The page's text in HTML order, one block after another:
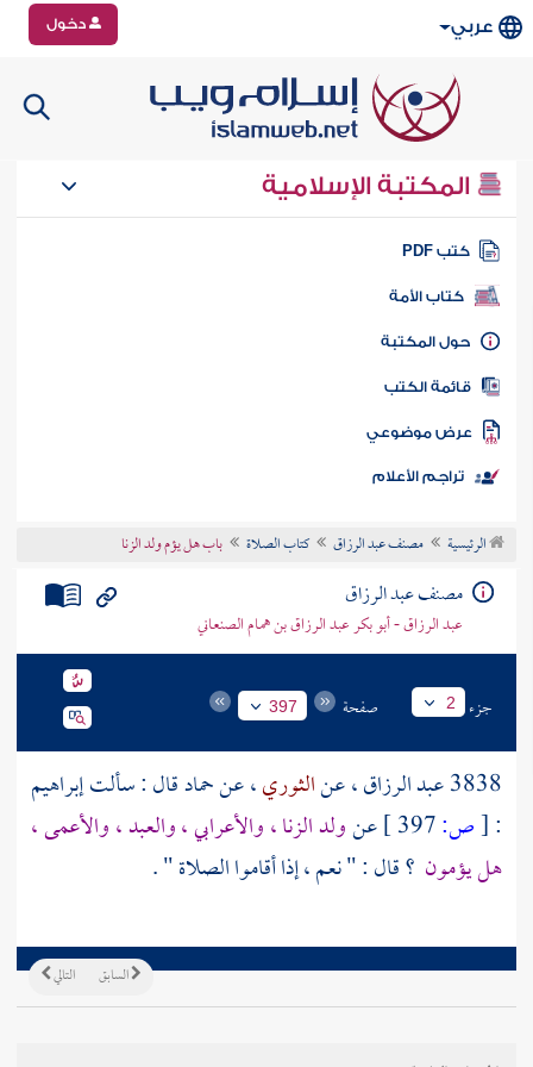
عربي دخول
المكتبة الإسلامية
كتب PDF
كتاب الأمة
المكتبة
الكتب
موضوعي
تراجم الأعلام
الرئيسية مصنف عبد الرزاق كتاب الصلاة باب هل يؤم ولد الزنا
مصنف عبد الرزاق
عبد الرزاق - أبو بكر عبد الرزاق بن همام الصنعاني
جزء 2 صفحة 397
3838عبد الرزاق، عنالثوري، عنحمادقال : سألتإبراهيم
:
[ص: عنولد الزنا ، والأعرابي ، والعبد ، والأعمى ،
هل يؤمون ؟ قال : " نعم ، إذا أقاموا الصلاة " .
التالي السابق